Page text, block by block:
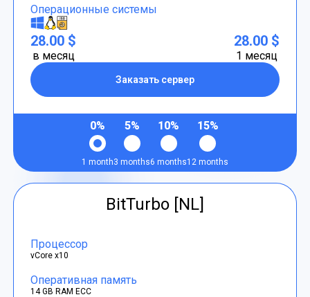
Операционные системы
28.00 $
в месяц
Заказать сервер
28.00 $
1 месяц
0%
1 month
5%
3 months
10%
6 months
15%
12 months
BitTurbo [NL]
Процессор
vCore x10
Оперативная память
14 GB RAM ECC